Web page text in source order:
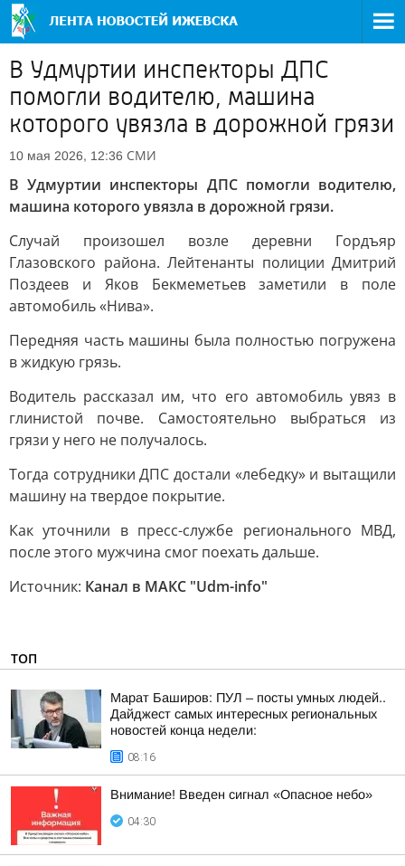
В Удмуртии инспекторы ДПС
помогли водителю, машина
которого увязла в дорожной грязи
10 мая 2026, 12:36 СМИ
В Удмуртии инспекторы ДПС помогли водителю,
машина которого увязла в дорожной грязи.
Случай произошел возле деревни Гордъяр
Глазовского района. Лейтенанты полиции Дмитрий
Поздеев и Яков Бекмеметьев заметили в поле
автомобиль «Нива».
Передняя часть машины была полностью погружена
в жидкую грязь.
Водитель рассказал им, что его автомобиль увяз в
глинистой почве. Самостоятельно выбраться из
грязи у него не получалось.
Тогда сотрудники ДПС достали «лебедку» и вытащили
машину на твердое покрытие.
Как уточнили в пресс-службе регионального МВД,
после этого мужчина смог поехать дальше.
Источник: Канал в МАКС "Udm-info"
ТОП
Марат Баширов: ПУЛ – посты умных людей..
Дайджест самых интересных региональных
новостей конца недели:
08:16
Внимание! Введен сигнал «Опасное небо»
04:30